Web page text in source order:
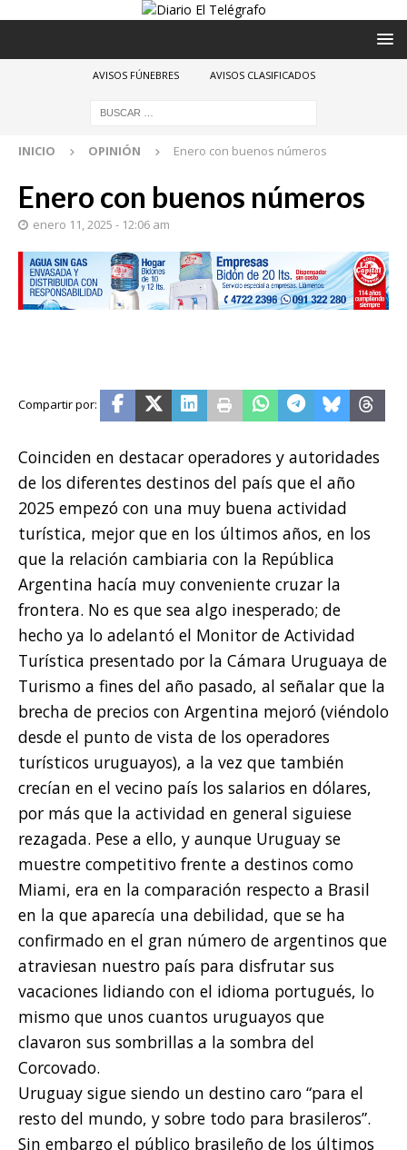
AVISOS FÚNEBRES AVISOS CLASIFICADOS
INICIO OPINIÓN Enero con buenos números
Enero con buenos números
enero 11, 2025 - 12:06 am
Coinciden en destacar operadores y autoridades
de los diferentes destinos del país que el año
2025 empezó con una muy buena actividad
turística, mejor que en los últimos años, en los
que la relación cambiaria con la República
Argentina hacía muy conveniente cruzar la
frontera. No es que sea algo inesperado; de
hecho ya lo adelantó el Monitor de Actividad
Turística presentado por la Cámara Uruguaya de
Turismo a fines del año pasado, al señalar que la
brecha de precios con Argentina mejoró (viéndolo
desde el punto de vista de los operadores
turísticos uruguayos), a la vez que también
crecían en el vecino país los salarios en dólares,
por más que la actividad en general siguiese
rezagada. Pese a ello, y aunque Uruguay se
muestre competitivo frente a destinos como
Miami, era en la comparación respecto a Brasil
en la que aparecía una debilidad, que se ha
confirmado en el gran número de argentinos que
atraviesan nuestro país para disfrutar sus
vacaciones lidiando con el idioma portugués, lo
mismo que unos cuantos uruguayos que
clavaron sus sombrillas a la sombra del
Corcovado.
Uruguay sigue siendo un destino caro “para el
resto del mundo, y sobre todo para brasileros”.
Sin embargo el público brasileño de los últimos